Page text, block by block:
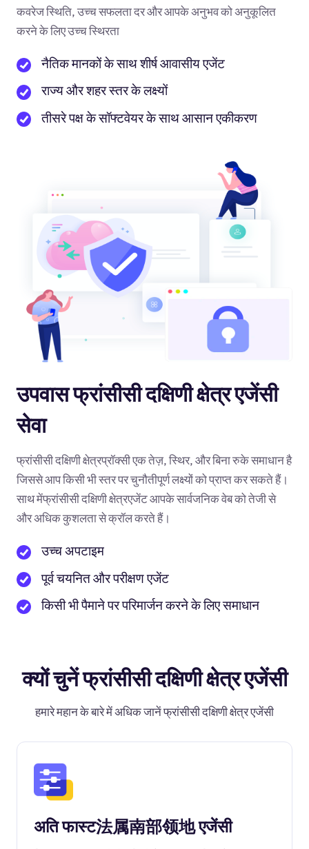
कवरेज स्थिति, उच्च सफलता दर और आपके अनुभव को अनुकूलित
करने के लिए उच्च स्थिरता
नैतिक मानकों के साथ शीर्ष आवासीय एजेंट
राज्य और शहर स्तर के लक्ष्यों
तीसरे पक्ष के सॉफ्टवेयर के साथ आसान एकीकरण
उपवास फ्रांसीसी दक्षिणी क्षेत्र एजेंसी
सेवा
फ्रांसीसी दक्षिणी क्षेत्रप्रॉक्सी एक तेज़, स्थिर, और बिना रुके समाधान है
जिससे आप किसी भी स्तर पर चुनौतीपूर्ण लक्ष्यों को प्राप्त कर सकते हैं।
साथ मेंफ्रांसीसी दक्षिणी क्षेत्रएजेंट आपके सार्वजनिक वेब को तेजी से
और अधिक कुशलता से क्रॉल करते हैं।
उच्च अपटाइम
पूर्व चयनित और परीक्षण एजेंट
किसी भी पैमाने पर परिमार्जन करने के लिए समाधान
क्यों चुनें फ्रांसीसी दक्षिणी क्षेत्र एजेंसी
हमारे महान के बारे में अधिक जानें फ्रांसीसी दक्षिणी क्षेत्र एजेंसी
अति फास्ट法属南部领地 एजेंसी